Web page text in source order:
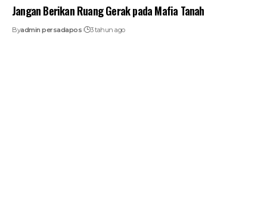
Jangan Berikan Ruang Gerak pada Mafia Tanah
Byadmin persadapos 3 tahun ago